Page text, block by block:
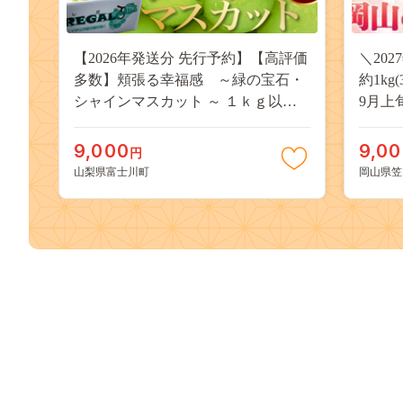
【2026年発送分 先行予約】【高評価
多数】頬張る幸福感 ～緑の宝石・
シャインマスカット ～ １ｋｇ以上
物 くだもの シャイン マスカット ぶ
どう ブドウ 葡萄 大粒 種なし 先行予
九千円
9,000 円
山梨県富士川町
＼
約
9月上
果物
送料
岡山県